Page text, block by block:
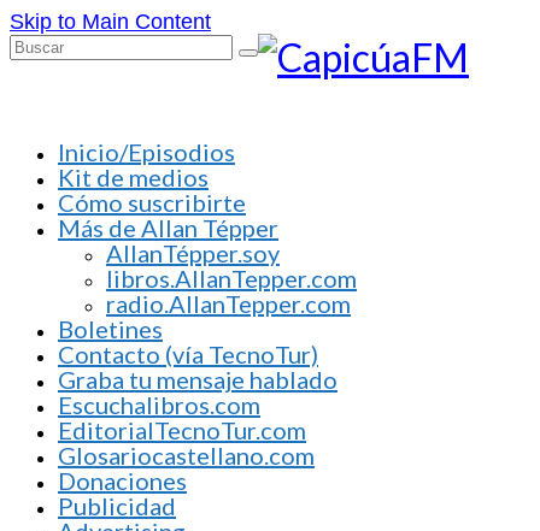
Skip to Main Content
Buscar
Inicio/Episodios
Kit de medios
Cómo suscribirte
Más de Allan Tépper
AllanTépper.soy
libros.AllanTepper.com
radio.AllanTepper.com
Boletines
Contacto (vía TecnoTur)
Graba tu mensaje hablado
Escuchalibros.com
EditorialTecnoTur.com
Glosariocastellano.com
Donaciones
Publicidad